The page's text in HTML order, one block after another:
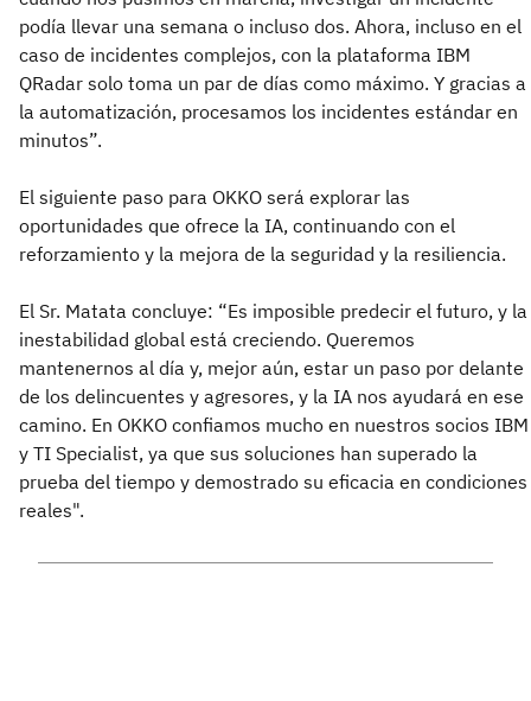
podía llevar una semana o incluso dos. Ahora, incluso en el
caso de incidentes complejos, con la plataforma IBM
QRadar solo toma un par de días como máximo. Y gracias a
la automatización, procesamos los incidentes estándar en
minutos”.
El siguiente paso para OKKO será explorar las
oportunidades que ofrece la IA, continuando con el
reforzamiento y la mejora de la seguridad y la resiliencia.
El Sr. Matata concluye: “Es imposible predecir el futuro, y la
inestabilidad global está creciendo. Queremos
mantenernos al día y, mejor aún, estar un paso por delante
de los delincuentes y agresores, y la IA nos ayudará en ese
camino. En OKKO confiamos mucho en nuestros socios IBM
y TI Specialist, ya que sus soluciones han superado la
prueba del tiempo y demostrado su eficacia en condiciones
reales".